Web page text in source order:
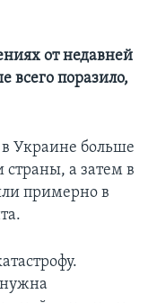
от недавней
всего поразило,
в Украине больше
страны, а затем в
примерно в